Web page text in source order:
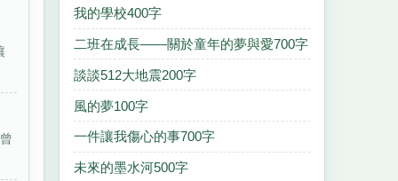
我的學校400字
二班在成長——關於童年的夢與愛700字
談談512大地震200字
風的夢100字
一件讓我傷心的事700字
未來的墨水河500字